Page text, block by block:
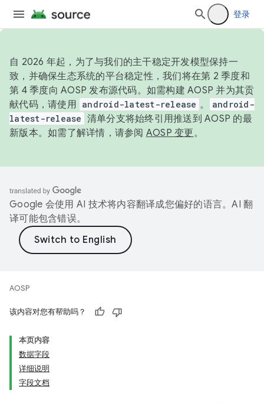
登录
自 2026 年起，为了与我们的主干稳定开发模型保持一
致，并确保生态系统的平台稳定性，我们将在第 2 季度和
第 4 季度向 AOSP 发布源代码。如需构建 AOSP 并为其贡
献代码，请使用 android-latest-release 。
android-
latest-release 清单分支将始终引用推送到 AOSP 的最
新版本。如需了解详情，请参阅 AOSP 变更。
Google 会使用 AI 技术将内容翻译成您偏好的语言。AI 翻
译可能包含错误。
AOSP
该内容对您有帮助吗？
本页内容
数据字段
详细说明
字段文档